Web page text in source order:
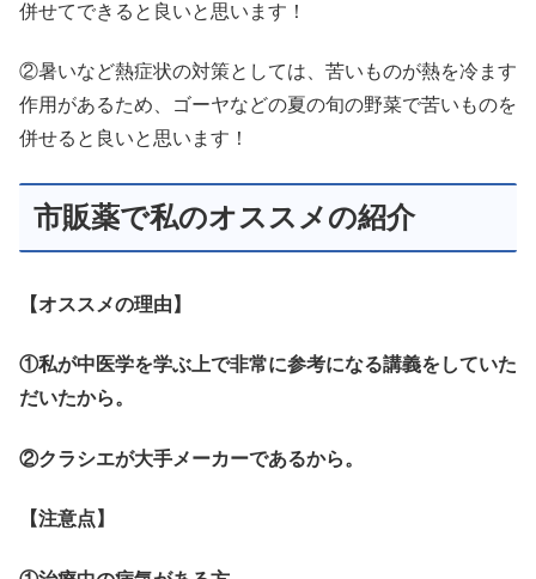
併せてできると良いと思います！
②暑いなど熱症状の対策としては、苦いものが熱を冷ます
作用があるため、ゴーヤなどの夏の旬の野菜で苦いものを
併せると良いと思います！
市販薬で私のオススメの紹介
【オススメの理由】
①私が中医学を学ぶ上で非常に参考になる講義をしていた
だいたから。
②クラシエが大手メーカーであるから。
【注意点】